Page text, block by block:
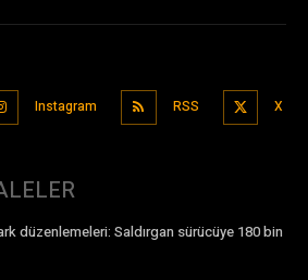
Instagram RSS X
düzenlemeleri: Saldırgan sürücüye 180 bin